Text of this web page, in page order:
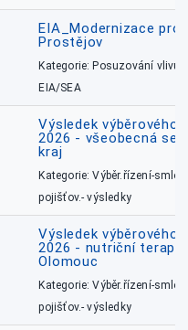
EIA_Modernizace
Prostějov
Kategorie: Posuzování vlivů
EIA/SEA
Výsledek výběrového
2026 - všeobecná
kraj
Kategorie: Výběr.řízení-
pojišťov.- výsledky
Výsledek výběrového
2026 - nutriční
Olomouc
Kategorie: Výběr.řízení-
pojišťov.- výsledky